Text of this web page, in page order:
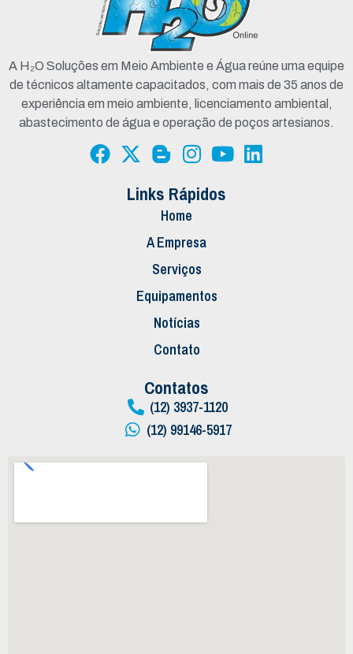
A H₂O Soluções em Meio Ambiente e Água reúne uma equipe
de técnicos altamente capacitados, com mais de 35 anos de
experiência em meio ambiente, licenciamento ambiental,
abastecimento de água e operação de poços artesianos.
Links Rápidos
Home
A Empresa
Serviços
Equipamentos
Notícias
Contato
Contatos
(12) 3937-1120
(12) 99146-5917